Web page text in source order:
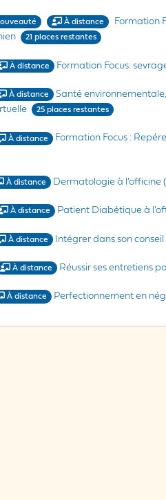
À distance
Formation
21 places restantes
À distance Formation Focus:
À distance
Santé
25 places restantes
À distance Formation Focus :
À distance Dermatologie à l’officine
À distance Patient Diabétique à
À distance Intégrer dans son
À distance Réussir ses entretiens
À distance Perfectionnement en